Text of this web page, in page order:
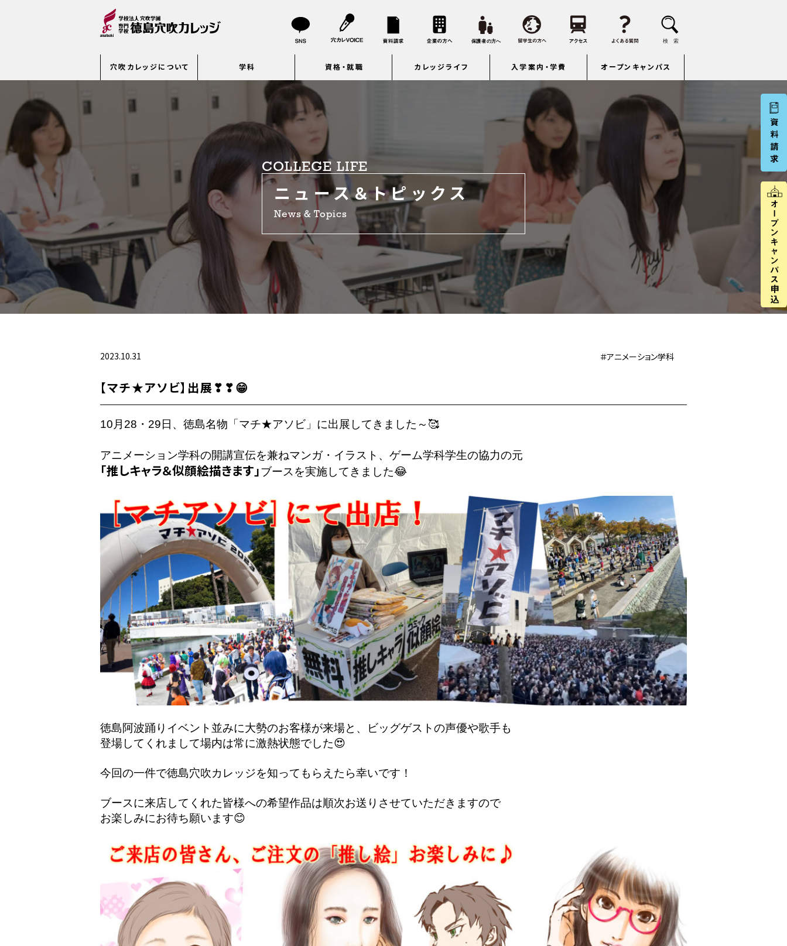
穴吹カレッジについて 学科 資格・就職 カレッジライフ 入学案内・学費 オープンキャンパス
COLLEGE LIFE
ニュース＆トピックス
News & Topics
2023.10.31 ＃アニメーション学科
【マチ★アソビ】出展❣❣😁
10月28・29日、徳島名物「マチ★アソビ」に出展してきました～🥰
「推しキャラ＆似顔絵描きます」ブースを実施してきました😂
徳島阿波踊りイベント並みに大勢のお客様が来場と、ビッグゲストの声優や歌手も
登場してくれまして場内は常に激熱状態でした😍
今回の一件で徳島穴吹カレッジを知ってもらえたら幸いです！
ブースに来店してくれた皆様への希望作品は順次お送りさせていただきますので
お楽しみにお待ち願います😊